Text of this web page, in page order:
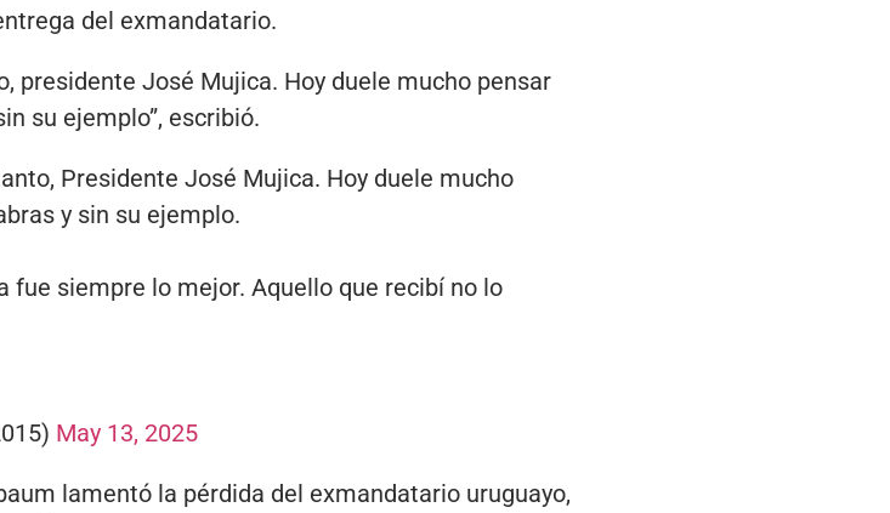
del exmandatario.
presidente José Mujica. Hoy duele mucho pensar
su ejemplo”, escribió.
Presidente José Mujica. Hoy duele mucho
y sin su ejemplo.
fue siempre lo mejor. Aquello que recibí no lo
May 13, 2025
lamentó la pérdida del exmandatario uruguayo,